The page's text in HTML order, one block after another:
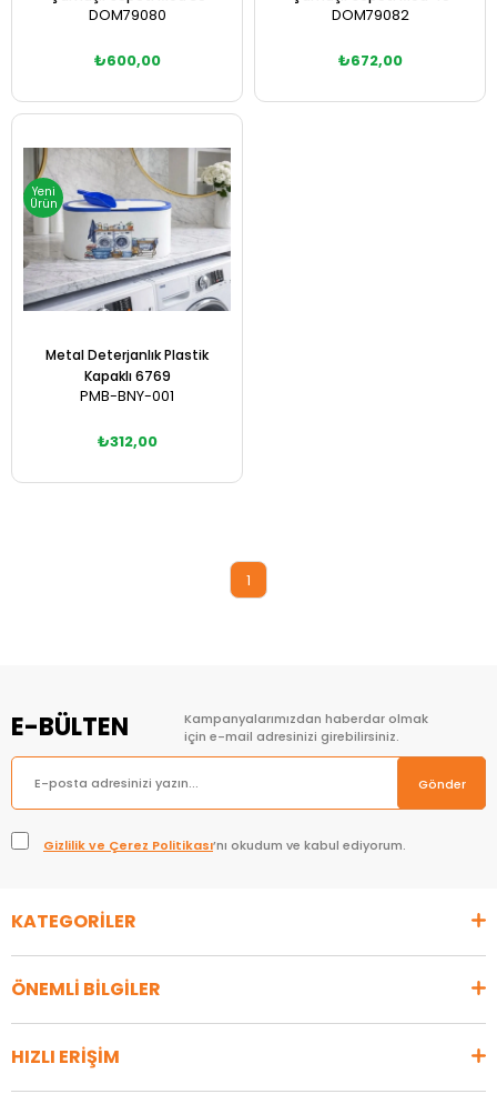
DOM79080
₺600,00
DOM79082
₺672,00
Metal Deterjanlık Plastik
Kapaklı 6769
PMB-BNY-001
₺312,00
Yeni
Ürün
1
E-BÜLTEN
Kampanyalarımızdan haberdar olmak
için e-mail adresinizi girebilirsiniz.
Gönder
Gizlilik ve Çerez Politikası’nı okudum ve kabul ediyorum.
KATEGORİLER
ÖNEMLİ BİLGİLER
HIZLI ERİŞİM